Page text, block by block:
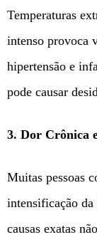
Temperaturas
intenso provoca
hipertensão e
pode causar
3. Dor Crônica
Muitas pessoas
intensificação
causas exatas